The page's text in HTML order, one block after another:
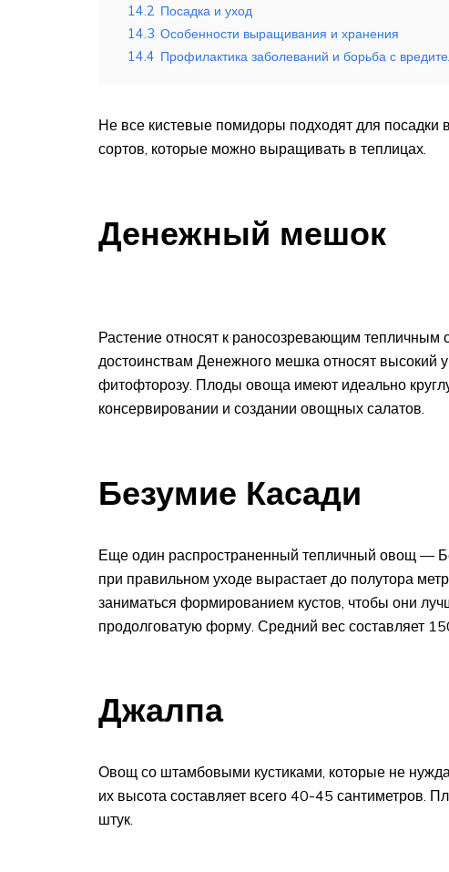
14.2 Посадка и уход
14.3 Особенности выращивания и хранения
14.4 Профилактика заболеваний и борьба с
Не все кистевые помидоры подходят для
сортов, которые можно выращивать в теплицах.
Денежный мешок
Растение относят к раносозревающим тепличным
достоинствам Денежного мешка относят высокий
фитофторозу. Плоды овоща имеют идеально
консервировании и создании овощных салатов.
Безумие Касади
Еще один распространенный тепличный овощ —
при правильном уходе вырастает до полутора
заниматься формированием кустов, чтобы они
продолговатую форму. Средний вес составляет
Джалпа
Овощ со штамбовыми кустиками, которые не
их высота составляет всего 40-45 сантиметров.
штук.